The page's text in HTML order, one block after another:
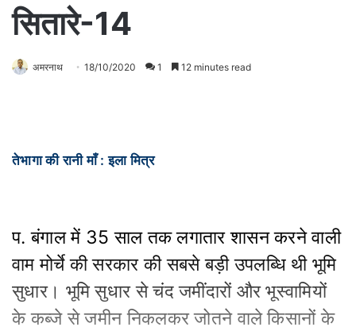
सितारे-14
अमरनाथ 18/10/2020 1 12 minutes read
तेभागा की रानी माँ : इला मित्र
प. बंगाल में 35 साल तक लगातार शासन करने वाली
वाम मोर्चे की सरकार की सबसे बड़ी उपलब्धि थी भूमि
सुधार। भूमि सुधार से चंद जमींदारों और भूस्वामियों
के कब्जे से जमीन निकलकर जोतने वाले किसानों के